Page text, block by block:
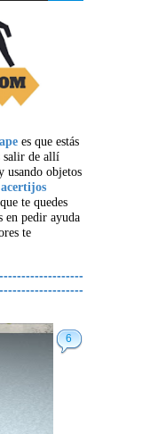
es que estás
salir de allí
usando objetos
acertijos
te quedes
en pedir ayuda
te
6